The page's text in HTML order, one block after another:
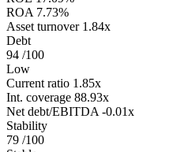
ROA 7.73%
Asset turnover 1.84x
Debt
94 /100
Low
Current ratio 1.85x
Int. coverage 88.93x
Net debt/EBITDA -0.01x
Stability
79 /100